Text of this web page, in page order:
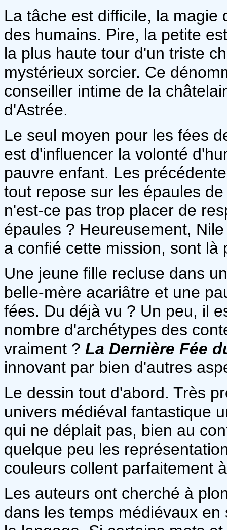
La tâche est difficile, la
des humains. Pire, la petite
la plus haute tour d'un triste
mystérieux sorcier. Ce
conseiller intime de la
d'Astrée.
Le seul moyen pour les fées
est d'influencer la volonté
pauvre enfant. Les
tout repose sur les épaules
n'est-ce pas trop placer de
épaules ? Heureusement,
a confié cette mission, sont là
Une jeune fille recluse dans
belle-mère acariâtre et une
fées. Du déjà vu ? Un peu, il
nombre d'archétypes des
vraiment ? La Dernière Fée
innovant par bien d'autres
Le dessin tout d'abord. Très
univers médiéval fantastique
qui ne déplait pas, bien au
quelque peu les
couleurs collent parfaitement
Les auteurs ont cherché à
dans les temps médiévaux